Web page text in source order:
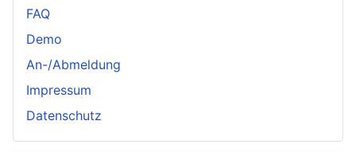
FAQ
Demo
An-/Abmeldung
Impressum
Datenschutz